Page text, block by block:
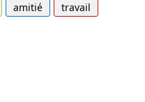
amitié
travail